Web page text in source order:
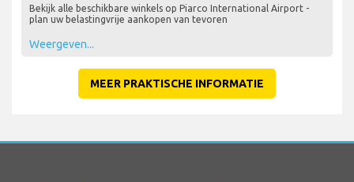
Bekijk alle beschikbare winkels op Piarco International Airport -
plan uw belastingvrije aankopen van tevoren
Weergeven...
MEER PRAKTISCHE INFORMATIE